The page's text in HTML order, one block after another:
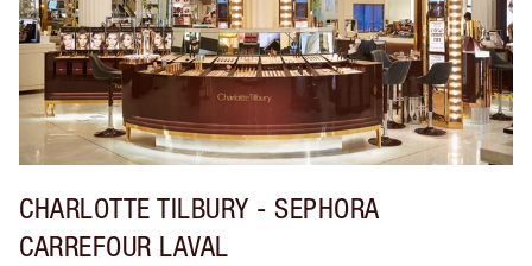
CHARLOTTE TILBURY - SEPHORA
CARREFOUR LAVAL